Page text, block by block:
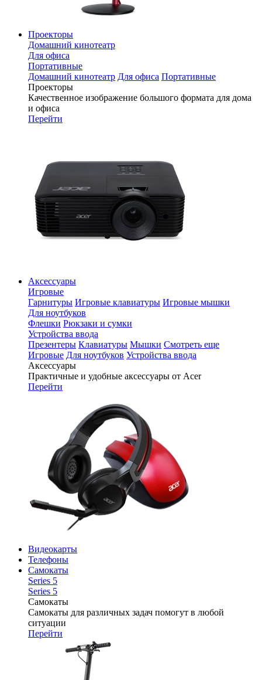
Проекторы
Домашний кинотеатр
Для офиса
Портативные
Домашний кинотеатр Для офиса Портативные
Проекторы
Качественное изображение большого формата для дома
и офиса
Перейти
Аксессуары
Игровые
Гарнитуры Игровые клавиатуры Игровые мышки
Для ноутбуков
Флешки Рюкзаки и сумки
Устройства ввода
Презентеры Клавиатуры Мышки Смотреть еще
Игровые Для ноутбуков Устройства ввода
Аксессуары
Практичные и удобные аксессуары от Acer
Перейти
Видеокарты
Телефоны
Самокаты
Series 5
Series 5
Самокаты
Самокаты для различных задач помогут в любой
ситуации
Перейти